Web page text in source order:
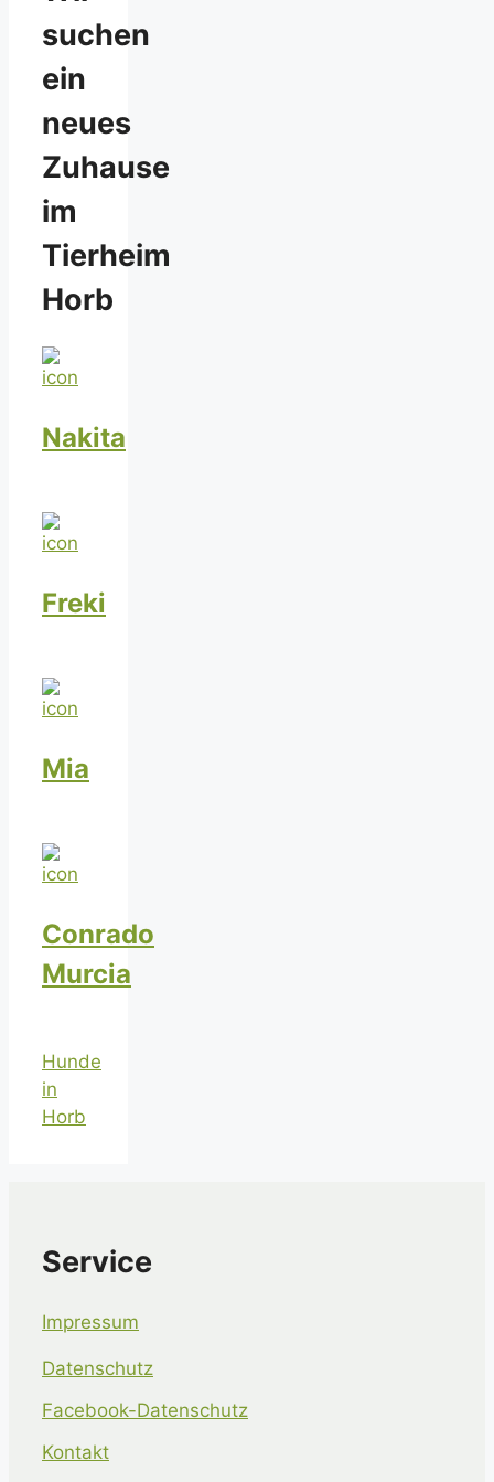
suchen
ein
neues
Zuhause
im
Tierheim
Horb
Nakita
Freki
Mia
Conrado
Murcia
Hunde
in
Horb
Service
Impressum
Datenschutz
Facebook-Datenschutz
Kontakt